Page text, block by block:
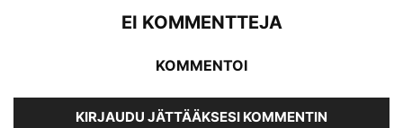
EI KOMMENTTEJA
KOMMENTOI
KIRJAUDU JÄTTÄÄKSESI KOMMENTIN